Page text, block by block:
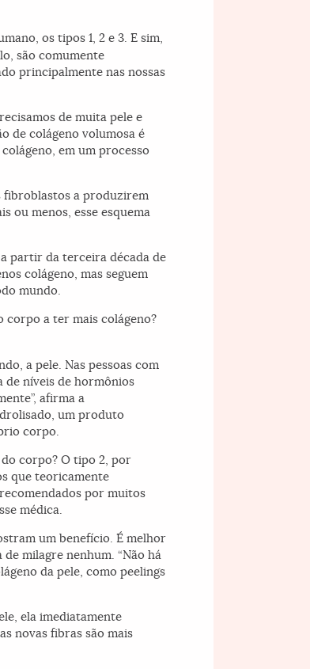
os tipos 1, 2 e 3. E sim,
são comumente
principalmente nas nossas
de muita pele e
de colágeno volumosa é
em um processo
fibroblastos a produzirem
ou menos, esse esquema
partir da terceira década de
colágeno, mas seguem
mundo.
corpo a ter mais colágeno?
a pele. Nas pessoas com
de níveis de hormônios
afirma a
um produto
corpo.
corpo? O tipo 2, por
que teoricamente
por muitos
médica.
um benefício. É melhor
milagre nenhum. “Não há
da pele, como peelings
ela imediatamente
novas fibras são mais